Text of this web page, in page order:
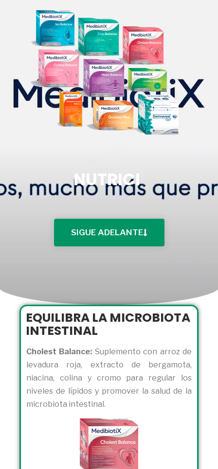
NUTRICION |
SIGUE ADELANTE
EQUILIBRA LA MICROBIOTA
INTESTINAL
Cholest Balance: Suplemento con arroz de
levadura roja, extracto de bergamota,
niacina, colina y cromo para regular los
niveles de lípidos y promover la salud de la
microbiota intestinal.